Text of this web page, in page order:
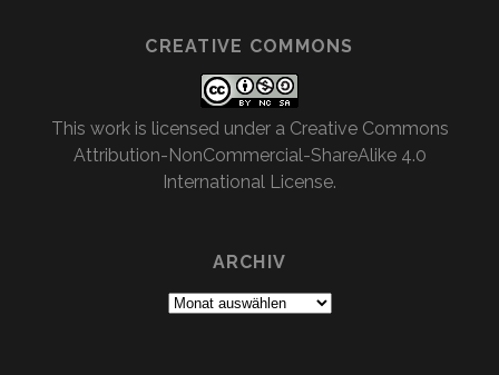
CREATIVE COMMONS
This work is licensed under a Creative Commons
Attribution-NonCommercial-ShareAlike 4.0
International License.
ARCHIV
Archiv